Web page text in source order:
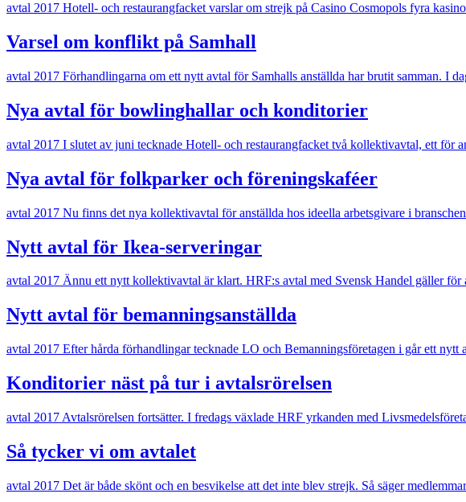
avtal 2017 Hotell- och restaurangfacket varslar om strejk på Casino Cosmopols fyra
Varsel om konflikt på Samhall
avtal 2017 Förhandlingarna om ett nytt avtal för Samhalls anställda har brutit samman. I
Nya avtal för bowlinghallar och konditorier
avtal 2017 I slutet av juni tecknade Hotell- och restaurangfacket två kollektivavtal, ett för
Nya avtal för folkparker och föreningskaféer
avtal 2017 Nu finns det nya kollektivavtal för anställda hos ideella arbetsgivare i
Nytt avtal för Ikea-serveringar
avtal 2017 Ännu ett nytt kollektivavtal är klart. HRF:s avtal med Svensk Handel gäller för
Nytt avtal för bemanningsanställda
avtal 2017 Efter hårda förhandlingar tecknade LO och Bemanningsföretagen i går ett nytt
Konditorier näst på tur i avtalsrörelsen
avtal 2017 Avtalsrörelsen fortsätter. I fredags växlade HRF yrkanden med
Så tycker vi om avtalet
avtal 2017 Det är både skönt och en besvikelse att det inte blev strejk. Så säger